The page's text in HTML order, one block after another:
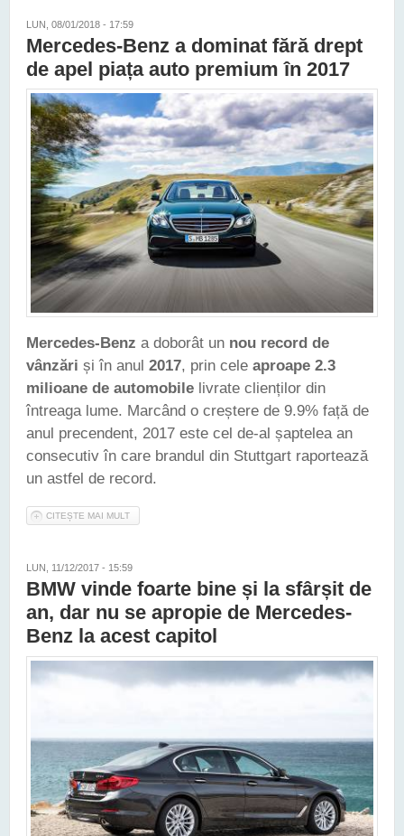
LUN, 08/01/2018 - 17:59
Mercedes-Benz a dominat fără drept
de apel piața auto premium în 2017
Mercedes-Benz a doborât un nou record de
vânzări și în anul 2017, prin cele aproape 2.3
milioane de automobile livrate clienților din
întreaga lume. Marcând o creștere de 9.9% față de
anul precendent, 2017 este cel de-al șaptelea an
consecutiv în care brandul din Stuttgart raportează
un astfel de record.
CITEȘTE MAI MULT
LUN, 11/12/2017 - 15:59
BMW vinde foarte bine și la sfârșit de
an, dar nu se apropie de Mercedes-
Benz la acest capitol